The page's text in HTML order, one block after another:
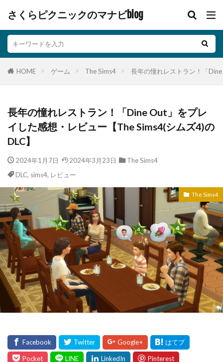
さくらピクニックのマナビblog
HOME ゲーム The Sims4 長年の憧れレストラン！「
長年の憧れレストラン！「Dine Out」をプレ
イした感想・レビュー【The Sims4(シムズ4)の
DLC】
2024年1月7日 2024年3月23日
The Sims4
DLC, sims4, レビュー
The Sims4